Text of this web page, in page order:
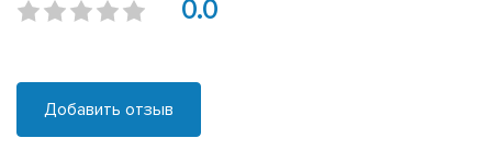
0.0
Добавить отзыв